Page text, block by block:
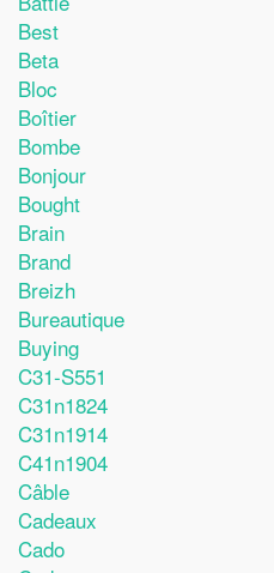
Best
Beta
Bloc
Boîtier
Bombe
Bonjour
Bought
Brain
Brand
Breizh
Bureautique
Buying
C31-S551
C31n1824
C31n1914
C41n1904
Câble
Cadeaux
Cado